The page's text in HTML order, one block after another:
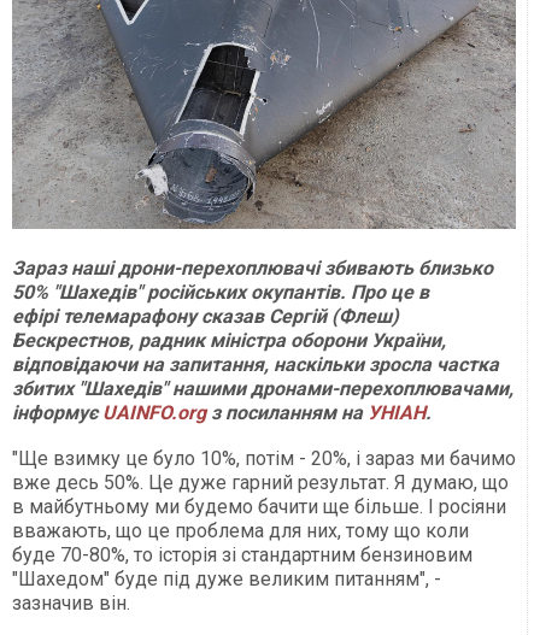
Зараз наші дрони-перехоплювачі збивають близько
50% "Шахедів" російських окупантів. Про це в
ефірі телемарафону сказав Сергій (Флеш)
Бескрестнов, радник міністра оборони України,
відповідаючи на запитання, наскільки зросла частка
збитих "Шахедів" нашими дронами-перехоплювачами,
інформуєUAINFO.orgз посиланням на УНІАН.
"Ще взимку це було 10%, потім - 20%, і зараз ми бачимо
вже десь 50%. Це дуже гарний результат. Я думаю, що
в майбутньому ми будемо бачити ще більше. І росіяни
вважають, що це проблема для них, тому що коли
буде 70-80%, то історія зі стандартним бензиновим
"Шахедом" буде під дуже великим питанням", -
зазначив він.